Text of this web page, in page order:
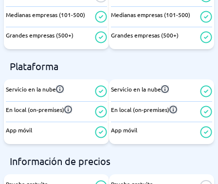
Medianas empresas (101-500)
Grandes empresas (500+)
Medianas empresas (101-500)
Grandes empresas (500+)
Plataforma
Servicio en la nube
En local (on-premises)
App móvil
Servicio en la nube
En local (on-premises)
App móvil
Información de precios